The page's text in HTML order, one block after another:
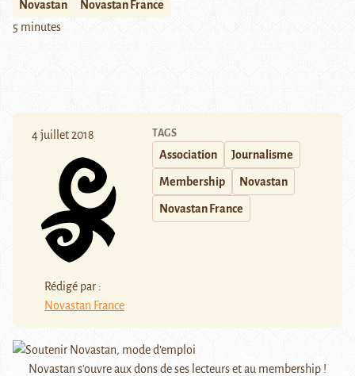
Novastan
Novastan France
5 minutes
4 juillet 2018
Rédigé par :
Novastan France
TAGS
Association Journalisme
Membership Novastan
Novastan France
Novastan s'ouvre aux dons de ses lecteurs et au membership !